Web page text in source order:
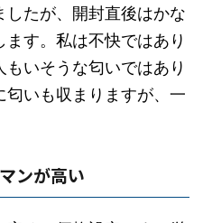
したが、開封直後はかな
す。私は不快ではあり
いそうな匂いではあり
匂いも収まりますが、一
ンが高い